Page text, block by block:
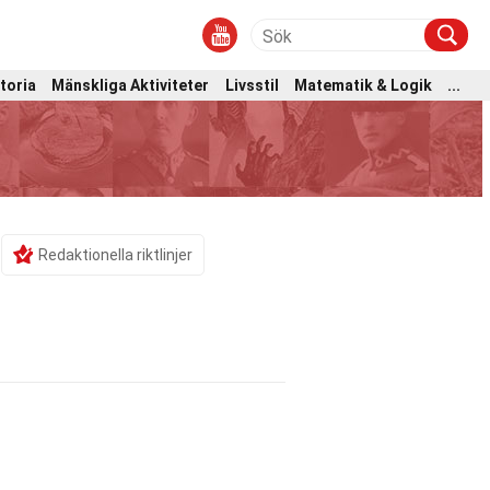
Mänskliga Aktiviteter Livsstil Matematik & Logik
...
Redaktionella riktlinjer